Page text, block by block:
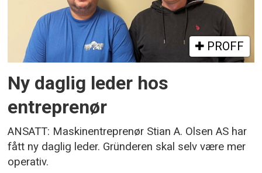
PROFF
Ny daglig leder hos
entreprenør
ANSATT: Maskinentreprenør Stian A. Olsen AS har
fått ny daglig leder. Gründeren skal selv være mer
operativ.